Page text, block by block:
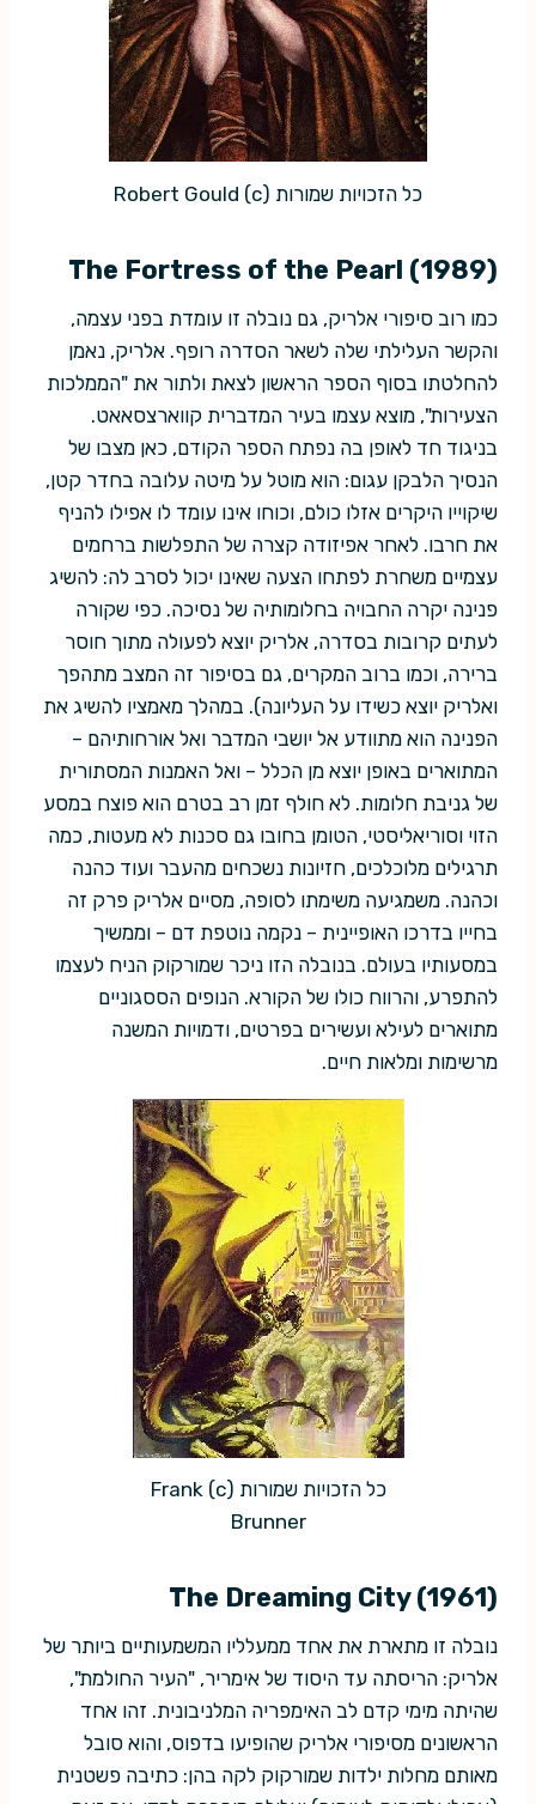
כל הזכויות שמורות (c) Robert Gould
(1989) The Fortress of the Pearl
כמו רוב סיפורי אלריק, גם נובלה זו עומדת בפני עצמה,
והקשר העלילתי שלה לשאר הסדרה רופף. אלריק, נאמן
להחלטתו בסוף הספר הראשון לצאת ולתור את "הממלכות
הצעירות", מוצא עצמו בעיר המדברית קווארצסאאט.
בניגוד חד לאופן בה נפתח הספר הקודם, כאן מצבו של
הנסיך הלבקן עגום: הוא מוטל על מיטה עלובה בחדר קטן,
שיקוייו היקרים אזלו כולם, וכוחו אינו עומד לו אפילו להניף
את חרבו. לאחר אפיזודה קצרה של התפלשות ברחמים
עצמיים משחרת לפתחו הצעה שאינו יכול לסרב לה: להשיג
פנינה יקרה החבויה בחלומותיה של נסיכה. כפי שקורה
לעתים קרובות בסדרה, אלריק יוצא לפעולה מתוך חוסר
ברירה, וכמו ברוב המקרים, גם בסיפור זה המצב מתהפך
ואלריק יוצא כשידו על העליונה). במהלך מאמציו להשיג את
הפנינה הוא מתוודע אל יושבי המדבר ואל אורחותיהם –
המתוארים באופן יוצא מן הכלל – ואל האמנות המסתורית
של גניבת חלומות. לא חולף זמן רב בטרם הוא פוצח במסע
הזוי וסוריאליסטי, הטומן בחובו גם סכנות לא מעטות, כמה
תרגילים מלוכלכים, חזיונות נשכחים מהעבר ועוד כהנה
וכהנה. משמגיעה משימתו לסופה, מסיים אלריק פרק זה
בחייו בדרכו האופיינית – נקמה נוטפת דם – וממשיך
במסעותיו בעולם. בנובלה הזו ניכר שמורקוק הניח לעצמו
להתפרע, והרווח כולו של הקורא. הנופים הססגוניים
מתוארים לעילא ועשירים בפרטים, ודמויות המשנה
מרשימות ומלאות חיים.
כל הזכויות שמורות (c) Frank
Brunner
The Dreaming City (1961)
נובלה זו מתארת את אחד ממעלליו המשמעותיים ביותר של
אלריק: הריסתה עד היסוד של אימריר, "העיר החולמת",
שהיתה מימי קדם לב האימפריה המלניבונית. זהו אחד
הראשונים מסיפורי אלריק שהופיעו בדפוס, והוא סובל
מאותם מחלות ילדות שמורקוק לקה בהן: כתיבה פשטנית